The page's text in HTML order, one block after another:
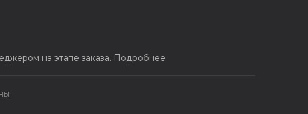
на этапе заказа. Подробнее